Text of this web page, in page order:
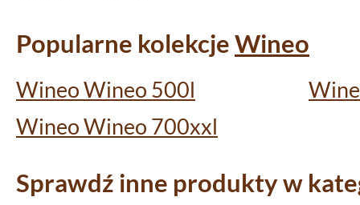
Popularne kolekcjeWineo
Wineo Wineo 500l
Wineo Wineo 700xxl
Sprawdź inne produkty w